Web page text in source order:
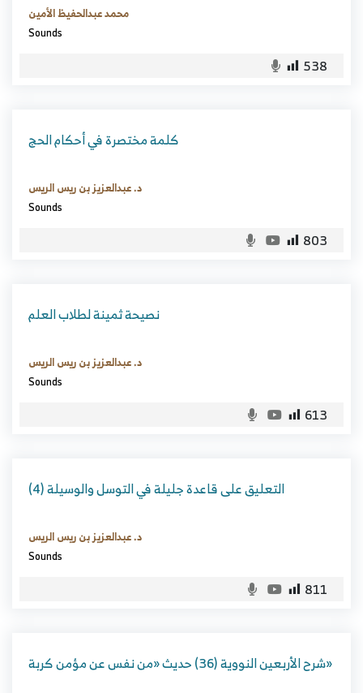
محمد عبدالحفيظ الأمين
Sounds
538
كلمة مختصرة في أحكام الحج
د. عبدالعزيز بن ريس الريس
Sounds
803
نصيحة ثمينة لطلاب العلم
د. عبدالعزيز بن ريس الريس
Sounds
613
التعليق على قاعدة جليلة في التوسل والوسيلة (4)
د. عبدالعزيز بن ريس الريس
Sounds
811
شرح الأربعين النووية (36) حديث «من نفس عن مؤمن كربة»